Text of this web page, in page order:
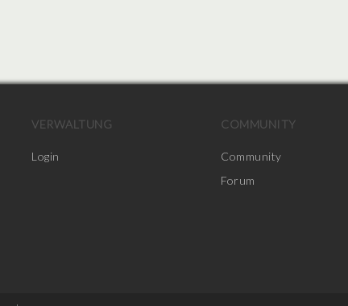
VERWALTUNG
Login
COMMUNITY
Community
Forum